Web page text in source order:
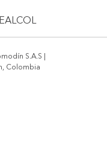
S.A.S |
Colombia